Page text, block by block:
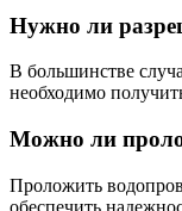
Нужно ли
В большинстве
необходимо
Можно ли
Проложить
обеспечить